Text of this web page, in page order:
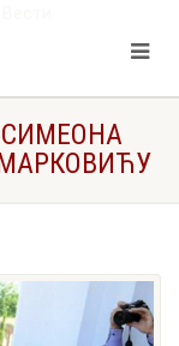
Марковићу
СИМЕОНА